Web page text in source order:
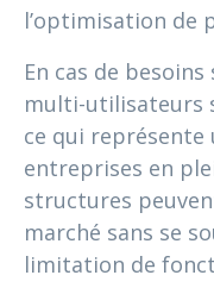
l’optimisation de
En cas de
multi-utilisateurs
ce qui représente
entreprises en
structures
marché sans se
limitation de